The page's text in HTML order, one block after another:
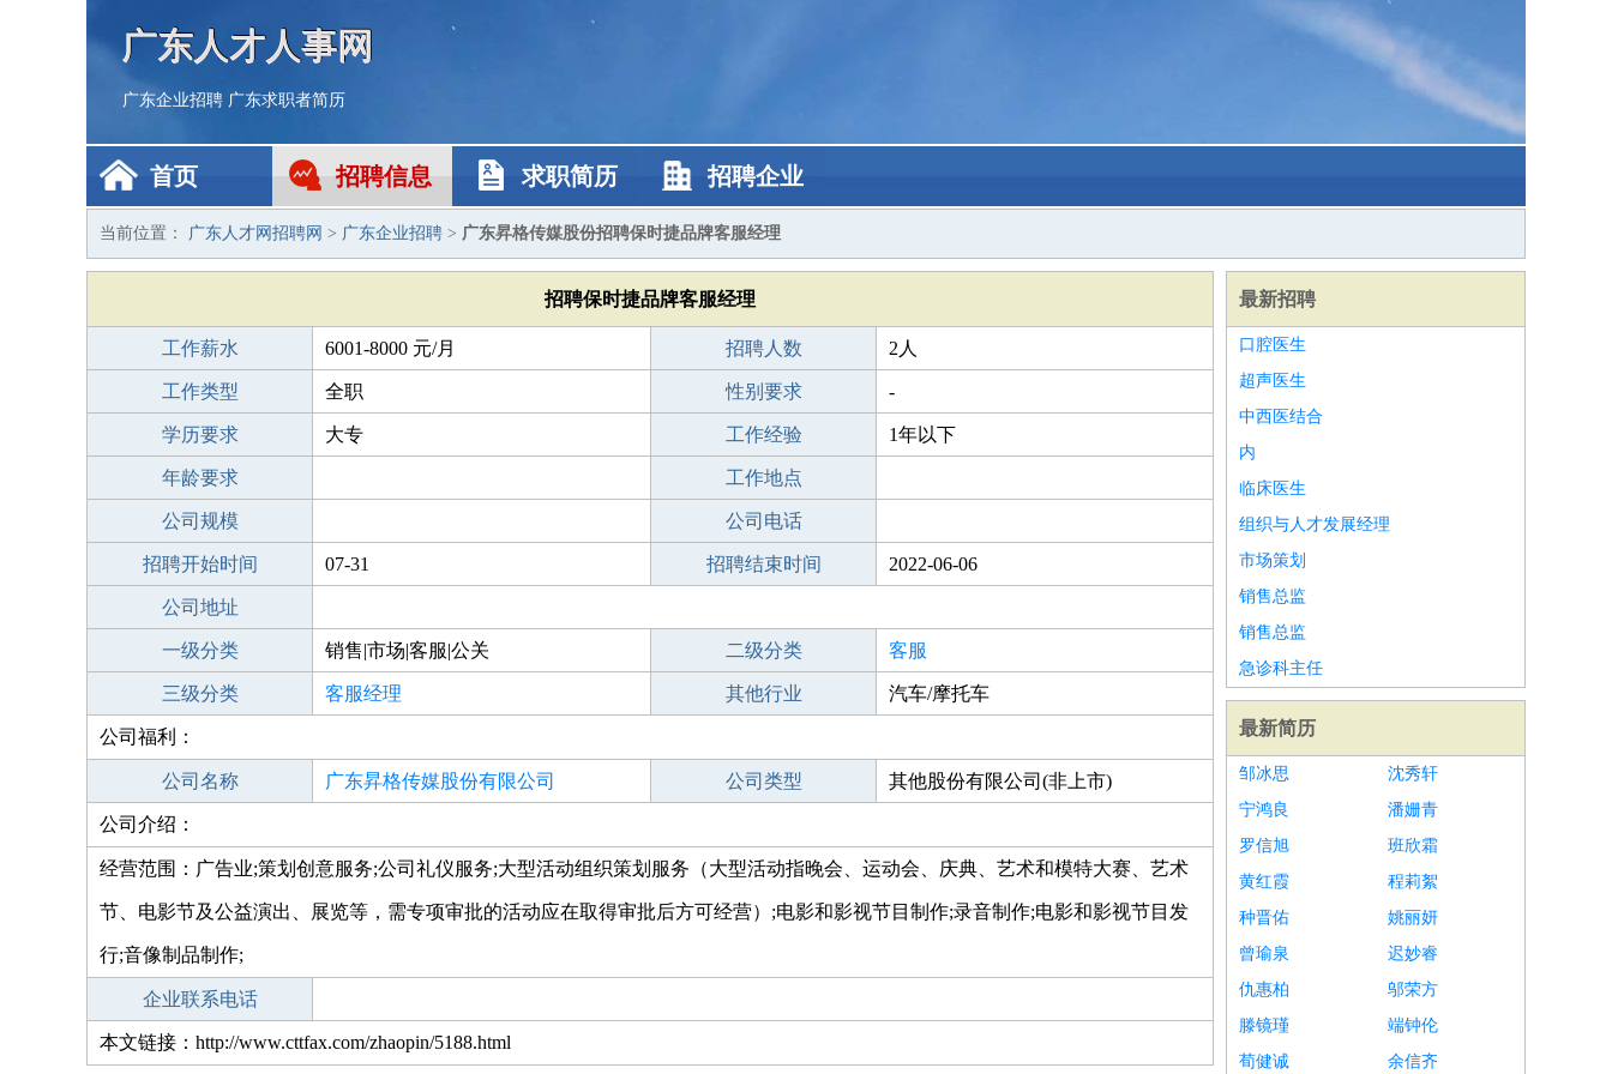
广东人才人事网
广东企业招聘 广东求职者简历
首页 招聘信息 求职简历 招聘企业
当前位置： 广东人才网招聘网 > 广东企业招聘 > 广东昇格传媒股份招聘保时捷品牌客服经理
招聘保时捷品牌客服经理
工作薪水 6001-8000 元/月 招聘人数 2人
工作类型 全职 性别要求 -
学历要求 大专 工作经验 1年以下
年龄要求 工作地点
公司规模 公司电话
招聘开始时间 07-31 招聘结束时间 2022-06-06
公司地址
一级分类 销售|市场|客服|公关 二级分类 客服
三级分类 客服经理 其他行业 汽车/摩托车
公司福利：
公司名称 广东昇格传媒股份有限公司 公司类型 其他股份有限公司(非上市)
公司介绍：
经营范围：广告业;策划创意服务;公司礼仪服务;大型活动组织策划服务（大型活动指晚会、运动会、庆典、艺术和模特大赛、艺术
节、电影节及公益演出、展览等，需专项审批的活动应在取得审批后方可经营）;电影和影视节目制作;录音制作;电影和影视节目发
行;音像制品制作;
企业联系电话
本文链接：http://www.cttfax.com/zhaopin/5188.html
最新招聘
口腔医生
超声医生
中西医结合
内
临床医生
组织与人才发展经理
市场策划
销售总监
销售总监
急诊科主任
最新简历
邹冰思
沈秀轩
宁鸿良
潘姗青
罗信旭
班欣霜
黄红霞
程莉絮
种晋佑
姚丽妍
曾瑜泉
迟妙睿
仇惠柏
邬荣方
滕镜瑾
端钟伦
荀健诚
余信齐